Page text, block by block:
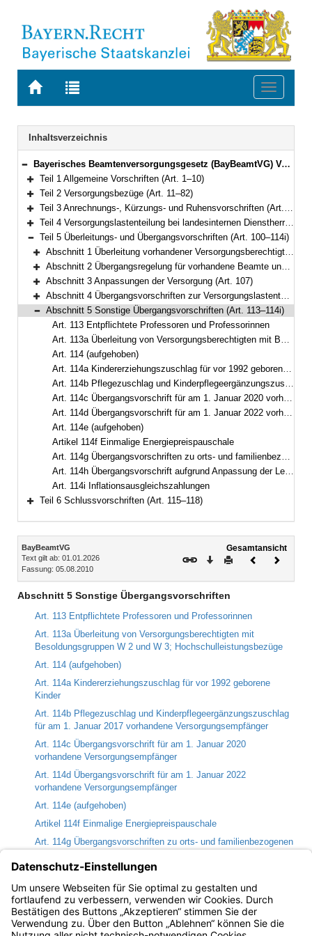
Zur
BAYERN.RECHT
Zur
letzten
Suche
Toggle
Navigation
Inhaltsverzeichnis
Bereich reduzieren
Bayerisches Beamtenversorgungsgesetz (BayBeamtVG) Vom 5. August 2010 (GVBl. S. 410, 528, 764) BayRS 2033-1-1-F (Art. 1–118)
Bereich erweitern
Teil 1 Allgemeine Vorschriften (Art. 1–10)
Bereich erweitern
Teil 2 Versorgungsbezüge (Art. 11–82)
Bereich erweitern
Teil 3 Anrechnungs-, Kürzungs- und Ruhensvorschriften (Art. 83–93)
Bereich erweitern
Teil 4 Versorgungslastenteilung bei landesinternen Dienstherrenwechseln (Art. 94–99a)
Bereich reduzieren
Teil 5 Überleitungs- und Übergangsvorschriften (Art. 100–114i)
Bereich erweitern
Abschnitt 1 Überleitung vorhandener Versorgungsberechtigter (Art. 100–102)
Bereich erweitern
Abschnitt 2 Übergangsregelung für vorhandene Beamte und Beamtinnen (Art. 103–106)
Bereich erweitern
Abschnitt 3 Anpassungen der Versorgung (Art. 107)
Bereich erweitern
Abschnitt 4 Übergangsvorschriften zur Versorgungslastenteilung (Art. 108–112)
Bereich reduzieren
Abschnitt 5 Sonstige Übergangsvorschriften (Art. 113–114i)
Art. 113 Entpflichtete Professoren und Professorinnen
Art. 113a Überleitung von Versorgungsberechtigten mit Besoldungsgruppen W 2 und W 3; Hochschulleistungsbezüge
Art. 114 (aufgehoben)
Art. 114a Kindererziehungszuschlag für vor 1992 geborene Kinder
Art. 114b Pflegezuschlag und Kinderpflegeergänzungszuschlag für am 1. Januar 2017 vorhandene Versorgungsempfänger
Art. 114c Übergangsvorschrift für am 1. Januar 2020 vorhandene Versorgungsempfänger
Art. 114d Übergangsvorschrift für am 1. Januar 2022 vorhandene Versorgungsempfänger
Art. 114e (aufgehoben)
Artikel 114f Einmalige Energiepreispauschale
Art. 114g Übergangsvorschriften zu orts- und familienbezogenen Versorgungsbestandteilen
Art. 114h Übergangsvorschrift aufgrund Anpassung der Lehrerbesoldung
Art. 114i Inflationsausgleichszahlungen
Teil 6 Schlussvorschriften (Art. 115–118)
Inhalt
BayBeamtVG
Text gilt ab: 01.01.2026
Fassung: 05.08.2010
Gesamtansicht
Download
DruckenVorheriges
Abschnitt 5 Sonstige Übergangsvorschriften
Art. 113 Entpflichtete Professoren und Professorinnen
Art. 113a Überleitung von Versorgungsberechtigten mit
Besoldungsgruppen W 2 und W 3; Hochschulleistungsbezüge
Art. 114 (aufgehoben)
Art. 114a Kindererziehungszuschlag für vor 1992 geborene
Kinder
Art. 114b Pflegezuschlag und Kinderpflegeergänzungszuschlag
für am 1. Januar 2017 vorhandene Versorgungsempfänger
Art. 114c Übergangsvorschrift für am 1. Januar 2020
vorhandene Versorgungsempfänger
Art. 114d Übergangsvorschrift für am 1. Januar 2022
vorhandene Versorgungsempfänger
Art. 114e (aufgehoben)
Artikel 114f Einmalige Energiepreispauschale
Art. 114g Übergangsvorschriften zu orts- und familienbezogenen
Art. 114h Übergangsvorschrift aufgrund Anpassung der
Lehrerbesoldung
Art. 114i Inflationsausgleichszahlungen